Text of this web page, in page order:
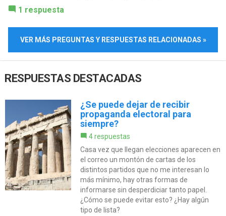
1 respuesta
VER MÁS PREGUNTAS Y RESPUESTAS RELACIONADAS »
RESPUESTAS DESTACADAS
¿Se puede dejar de recibir
propaganda electoral para
siempre?
4 respuestas
Casa vez que llegan elecciones aparecen en
el correo un montón de cartas de los
distintos partidos que no me interesan lo
más mínimo, hay otras formas de
informarse sin desperdiciar tanto papel.
¿Cómo se puede evitar esto? ¿Hay algún
tipo de lista?